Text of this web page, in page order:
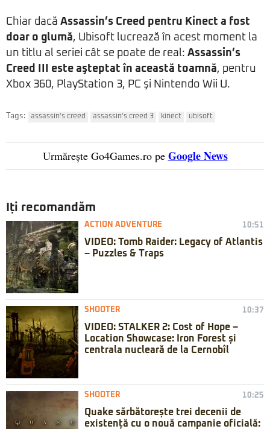
Chiar dacă Assassin’s Creed pentru Kinect a fost
doar o glumă, Ubisoft lucrează în acest moment la
un titlu al seriei cât se poate de real: Assassin’s
Creed III
este aşteptat în această toamnă, pentru
Xbox 360, PlayStation 3, PC şi Nintendo Wii U.
Tags: assassin's creed assassin's creed 3 kinect ubisoft
Urmărește Go4Games.ro pe Google News
Iți recomandăm
ACTION ADVENTURE 10:51
VIDEO: Tomb Raider: Legacy of Atlantis
– Puzzles & Traps
SHOOTER 10:37
VIDEO: STALKER 2: Cost of Hope –
Location Showcase: Iron Forest și
centrala nucleară de la Cernobîl
SHOOTER 10:25
Quake sărbătorește trei decenii de
existență cu o nouă campanie oficială: